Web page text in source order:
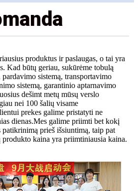
produktus ir paslaugas, o tai yra
Kad būtų geriau, sukūrėme tobulą
sistemą, transportavimo
sistemą, garantinio aptarnavimo
dešimt metų mūsų verslo
nei 100 šalių visame
prekes galime pristatyti ne
dienas.Mes galime priimti bet kokį
patikrinimą prieš išsiuntimą, taip pat
produkto kaina yra priimtiniausia kaina.